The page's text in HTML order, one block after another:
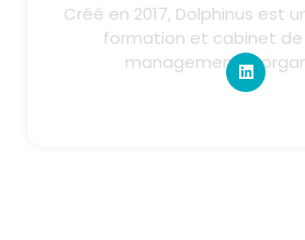
Créé en 2017, Dolphinus est
formation et cabinet de
management &